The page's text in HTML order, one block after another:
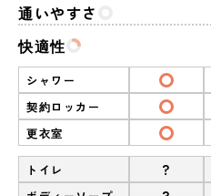
通いやすさ
快適性
シャワー
契約ロッカー
更衣室
トイレ ?